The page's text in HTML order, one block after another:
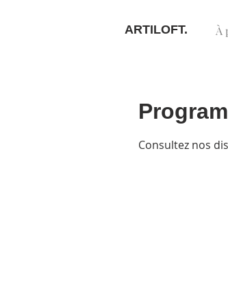
ARTILOFT. À
Consultez nos